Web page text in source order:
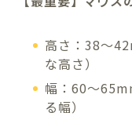
高さ：38～
な高さ）
幅：60～
る幅）